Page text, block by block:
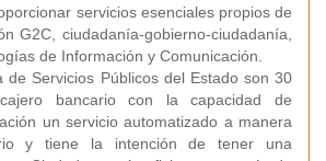
servicios esenciales propios de
G2C, ciudadanía-gobierno-ciudadanía,
de Información y Comunicación.
de Servicios Públicos del Estado son 30
bancario con la capacidad de
un servicio automatizado a manera
y tiene la intención de tener una